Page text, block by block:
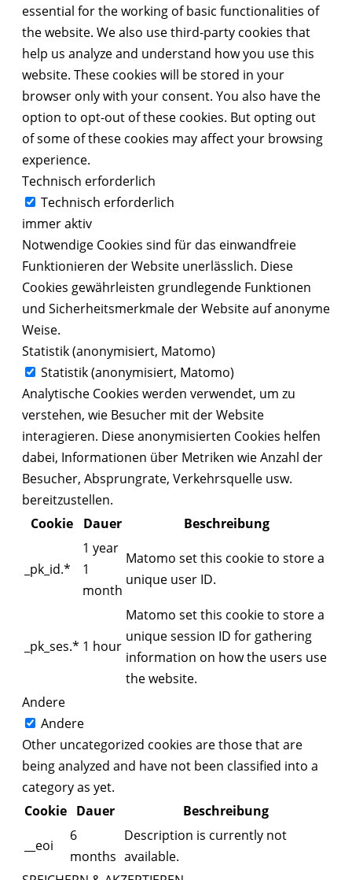
essential for the working of basic functionalities of
the website. We also use third-party cookies that
help us analyze and understand how you use this
website. These cookies will be stored in your
browser only with your consent. You also have the
option to opt-out of these cookies. But opting out
of some of these cookies may affect your browsing
experience.
Technisch erforderlich
Technisch erforderlich
immer aktiv
Notwendige Cookies sind für das einwandfreie
Funktionieren der Website unerlässlich. Diese
Cookies gewährleisten grundlegende Funktionen
und Sicherheitsmerkmale der Website auf anonyme
Weise.
Statistik (anonymisiert, Matomo)
Statistik (anonymisiert, Matomo)
Analytische Cookies werden verwendet, um zu
verstehen, wie Besucher mit der Website
interagieren. Diese anonymisierten Cookies helfen
dabei, Informationen über Metriken wie Anzahl der
Besucher, Absprungrate, Verkehrsquelle usw.
bereitzustellen.
Cookie
Dauer Beschreibung
_pk_id.*
1 year
1
month
Matomo set this cookie to store a
unique user ID.
_pk_ses.* 1 hour
Matomo set this cookie to store a
unique session ID for gathering
information on how the users use
the website.
Andere
Andere
Other uncategorized cookies are those that are
being analyzed and have not been classified into a
category as yet.
Cookie Dauer
Beschreibung
__eoi
6
months
Description is currently not
available.